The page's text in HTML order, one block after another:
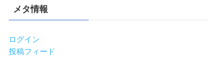
メタ情報
ログイン
投稿フィード